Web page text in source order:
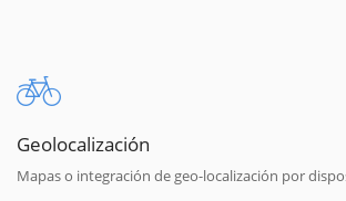
Geolocalización
Mapas o integración de geo-localización por